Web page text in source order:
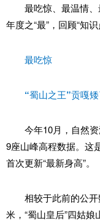
最吃惊、最温情
年度之“最”，回顾“知识
最吃惊
“蜀山之王”贡嘎
今年10月，自然
9座山峰高程数据。这
首次更新“最新身高”。
相较于此前的公开
米，“蜀山皇后”四姑娘